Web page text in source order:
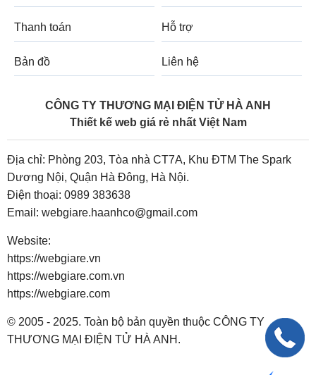
Thanh toán Hỗ trợ
Bản đồ Liên hệ
CÔNG TY THƯƠNG MẠI ĐIỆN TỬ HÀ ANH
Thiết kế web giá rẻ nhất Việt Nam
Địa chỉ: Phòng 203, Tòa nhà CT7A, Khu ĐTM The Spark
Dương Nội, Quận Hà Đông, Hà Nội.
Điện thoại: 0989 383638
Email: webgiare.haanhco@gmail.com
Website:
https://webgiare.vn
https://webgiare.com.vn
https://webgiare.com
© 2005 - 2025. Toàn bộ bản quyền thuộc CÔNG TY
THƯƠNG MẠI ĐIỆN TỬ HÀ ANH.